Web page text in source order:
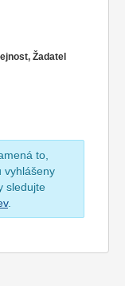
Žadatel
to,
vyhlášeny
sledujte
.